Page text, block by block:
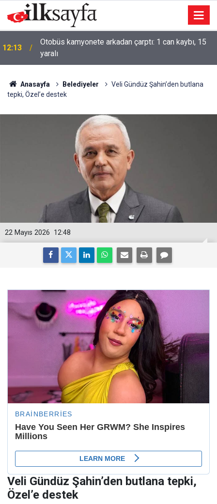
12:13
Otobüs kamyonete arkadan çarptı: 1 can kaybı, 15
yaralı
Anasayfa Belediyeler
Veli Gündüz Şahin’den butlana
tepki, Özel’e destek
12:48
22 Mayıs 2026
Veli Gündüz Şahin’den butlana tepki,
Özel’e destek